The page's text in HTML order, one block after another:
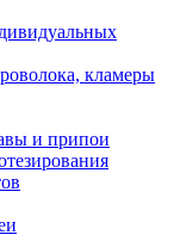
кламеры
и припои